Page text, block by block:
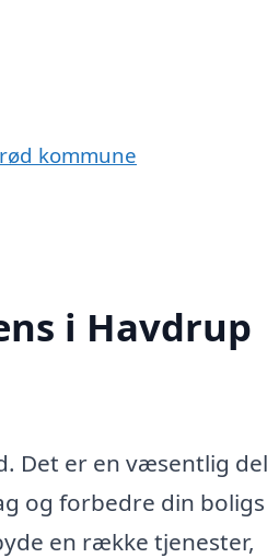
kommune
i Havdrup
Det er en væsentlig del
og forbedre din boligs
en række tjenester,